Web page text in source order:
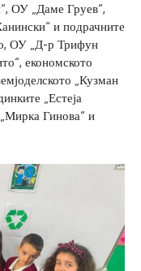
ОУ „Даме Груев“,
и подрачните
ОУ „Д-р Трифун
економското
„Кузман
„Естеја
Гинова“ и